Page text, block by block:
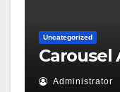
Uncategorized
Carousel
Administrator